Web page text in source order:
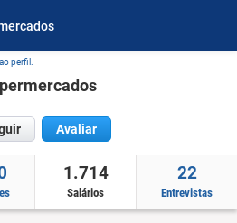
perfil.
Avaliar
1.714
Salários
22
Entrevistas